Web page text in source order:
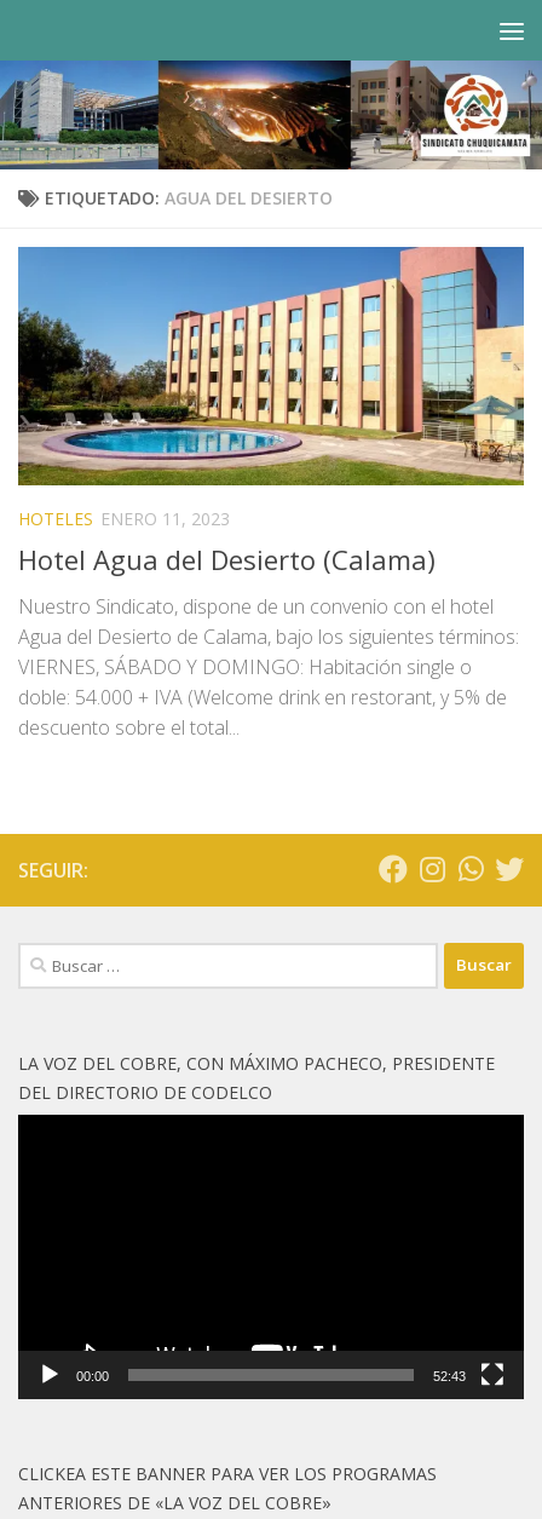
ETIQUETADO: AGUA DEL DESIERTO
HOTELES ENERO 11, 2023
Hotel Agua del Desierto (Calama)
Nuestro Sindicato, dispone de un convenio con el hotel
Agua del Desierto de Calama, bajo los siguientes términos:
VIERNES, SÁBADO Y DOMINGO: Habitación single o
doble: 54.000 + IVA (Welcome drink en restorant, y 5% de
descuento sobre el total...
SEGUIR:
Buscar:
LA VOZ DEL COBRE, CON MÁXIMO PACHECO, PRESIDENTE
DEL DIRECTORIO DE CODELCO
00:00 52:43
CLICKEA ESTE BANNER PARA VER LOS PROGRAMAS
ANTERIORES DE «LA VOZ DEL COBRE»